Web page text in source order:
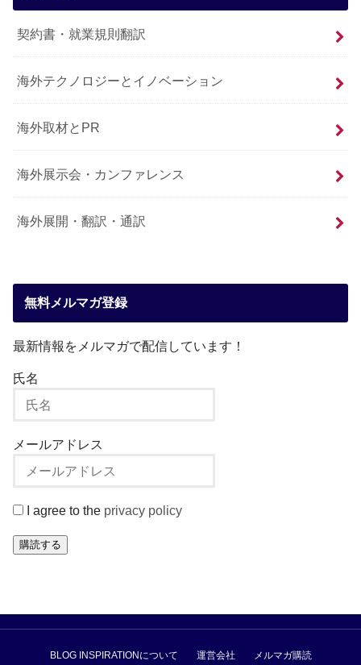
契約書・就業規則翻訳
海外テクノロジーとイノベーション
海外取材とPR
海外展示会・カンファレンス
海外展開・翻訳・通訳
無料メルマガ登録
最新情報をメルマガで配信しています！
氏名
メールアドレス
I agree to the privacy policy
購読する
BLOG INSPIRATIONについて 運営会社 メルマガ購読